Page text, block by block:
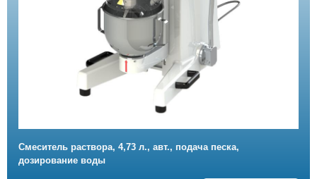
Смеситель раствора, 4,73 л., авт., подача песка,
дозирование воды